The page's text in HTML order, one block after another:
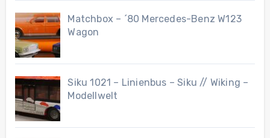
Matchbox – ´80 Mercedes-Benz W123
Wagon
Siku 1021 – Linienbus – Siku // Wiking –
Modellwelt